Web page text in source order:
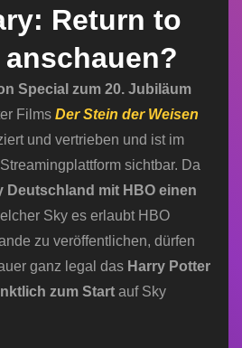
Return to
Special zum 20. Jubiläum
Films Der Stein der Weisen
und vertrieben und ist im
sichtbar. Da
Deutschland mit HBO einen
Sky es erlaubt HBO
zu veröffentlichen, dürfen
ganz legal das Harry Potter
zum Start auf Sky